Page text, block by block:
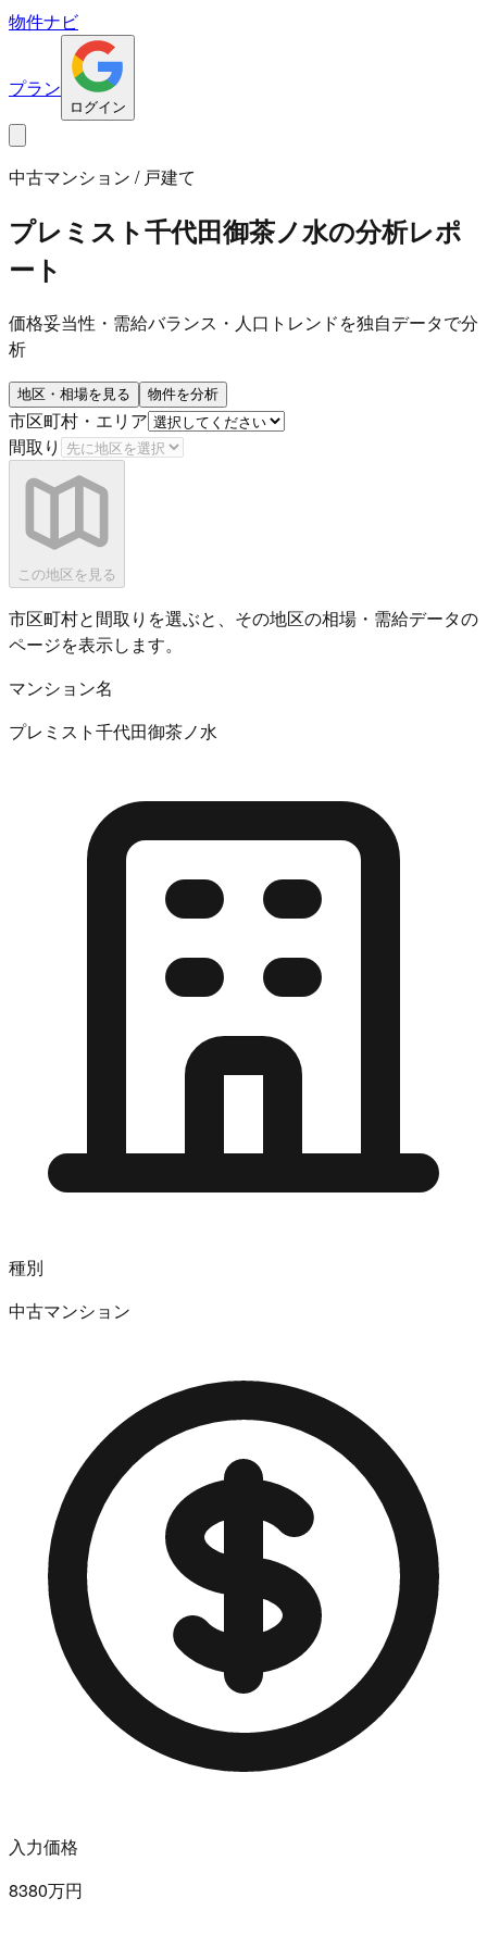
物件ナビ
プラン
ログイン
中古マンション / 戸建て
プレミスト千代田御茶ノ水の分析レポ
ート
価格妥当性・需給バランス・人口トレンドを独自データで分
析
地区・相場を見る 物件を分析
市区町村・エリア
間取り
この地区を見る
市区町村と間取りを選ぶと、その地区の相場・需給データの
ページを表示します。
マンション名
プレミスト千代田御茶ノ水
種別
中古マンション
入力価格
8380万円